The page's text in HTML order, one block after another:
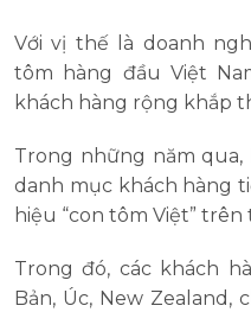
Với vị thế là doanh
tôm hàng đầu Việt
khách hàng rộng khắp
Trong những năm
danh mục khách hàng
hiệu “con tôm Việt”
Trong đó, các khách
Bản, Úc, New Zealand,